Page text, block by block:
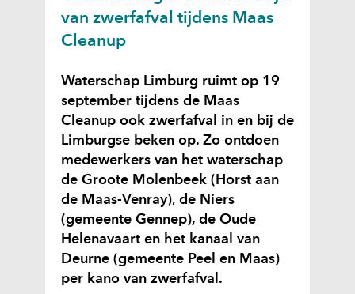
van zwerfafval tijdens Maas
Cleanup
Waterschap Limburg ruimt op 19
september tijdens de Maas
Cleanup ook zwerfafval in en bij de
Limburgse beken op. Zo ontdoen
medewerkers van het waterschap
de Groote Molenbeek (Horst aan
de Maas-Venray), de Niers
(gemeente Gennep), de Oude
Helenavaart en het kanaal van
Deurne (gemeente Peel en Maas)
per kano van zwerfafval.